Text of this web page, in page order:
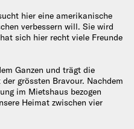
hier eine amerikanische
verbessern will. Sie wird
sich hier recht viele Freunde
Ganzen und trägt die
grössten Bravour. Nachdem
im Mietshaus bezogen
Heimat zwischen vier